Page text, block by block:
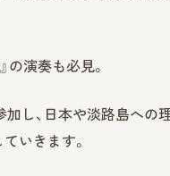
演奏も必見。
し、日本や淡路島への
いきます。